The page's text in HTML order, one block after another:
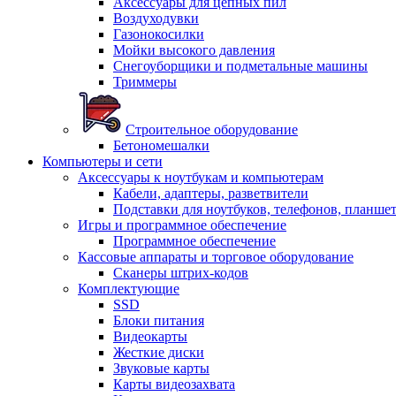
Воздуходувки
Газонокосилки
Мойки высокого давления
Снегоуборщики и подметальные машины
Триммеры
Строительное оборудование
Бетономешалки
Компьютеры и сети
Аксессуары к ноутбукам и компьютерам
Кабели, адаптеры, разветвители
Подставки для ноутбуков, телефонов,
Игры и программное обеспечение
Программное обеспечение
Кассовые аппараты и торговое оборудование
Сканеры штрих-кодов
Комплектующие
SSD
Блоки питания
Видеокарты
Жесткие диски
Звуковые карты
Карты видеозахвата